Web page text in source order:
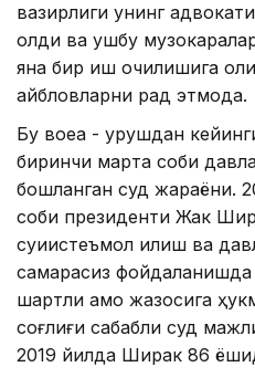
вазирлиги унинг
олди ва ушбу
яна бир иш очилишига
айбловларни рад этмоқда.
Бу воқеа - урушдан
биринчи марта собиқ
бошланган суд жараёни.
собиқ президенти Жак
суиистеъмол қилиш ва
самарасиз
шартли қамоқ жазосига
соғлиғи сабабли суд
2019 йилда Ширак 86